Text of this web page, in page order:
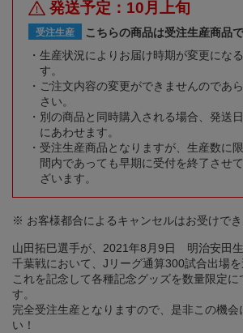
発送予定：10月上旬
受注生産
こちらの商品は受注生産商品で
生産状況によりお届け時期が変更にな
す。
ご注文内容の変更ができませんのであ
さい。
別の商品と同時購入される場合、発送
にあわせます。
受注生産商品となりますが、生産数に
間内であっても早期に受付を終了させ
ざいます。
※ お客様都合によるキャンセルはお受けでき
山田拓巳選手が、2021年8月9日 明治安田
千葉戦において、Jリーグ通算300試合出場を
これを記念して各種記念グッズを数量限定に
す。
完全受注生産となりますので、是非この機会
い！